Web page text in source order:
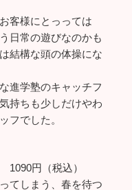
客様にとっっては
日常の遊びなのかも
結構な頭の体操にな
進学塾のキャッチフ
持ちも少しだけやわ
フでした。
円（税込）
てしまう、春を待つ